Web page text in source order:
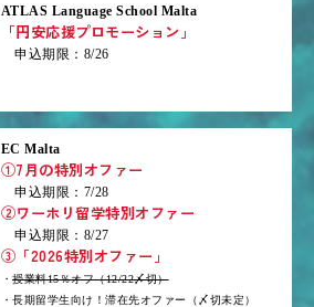
ATLAS Language School Malta
「円安応援プロモーション」
申込期限：8/26
EC Malta
①7月の特別オファー
申込期限：7/28
②ワーホリ留学特別オファー
申込期限：8/27
③「2026特別オファー」
・授業料15％オフ（12/22〆切）
・長期留学生向け！滞在先オファー（〆切未定）